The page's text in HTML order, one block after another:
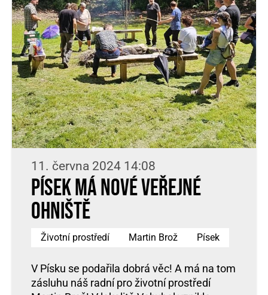
11. června 2024 14:08
Písek má nové veřejné
ohniště
Životní prostředí Martin Brož Písek
V Písku se podařila dobrá věc! A má na tom
zásluhu náš radní pro životní prostředí